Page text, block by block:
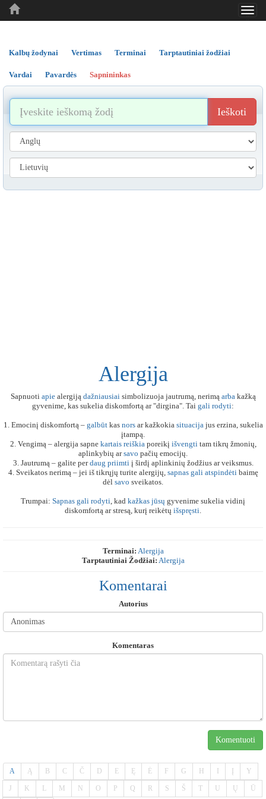
..
..
Kalbų žodynai Vertimas Terminai Tarptautiniai žodžiai
Vardai Pavardės Sapnininkas
Ieškoti
Alergija
Sapnuoti apiealergiją dažniausiaisimbolizuoja jautrumą, nerimą arbakažką
gyvenime, kas sukelia diskomfortą ar "dirgina". Tai gali rodyti:
1. Emocinį diskomfortą – galbūtkas norsar kažkokia situacijajus erzina, sukelia
įtampą.
2. Vengimą – alergija sapne kartais reiškiaporeikį išvengtitam tikrų žmonių,
aplinkybių arsavo pačių emocijų.
3. Jautrumą – galite perdaug priimtiį širdį aplinkinių žodžius ar veiksmus.
4. Sveikatos nerimą – jei iš tikrųjų turite alergijų, sapnas gali atspindėtibaimę
dėl savo sveikatos.
Trumpai: Sapnas gali rodyti, kad kažkas jūsų gyvenime sukelia vidinį
diskomfortą ar stresą, kurį reikėtų išspręsti.
Terminai: Alergija
Tarptautiniai Žodžiai: Alergija
Komentarai
Autorius
Komentaras
Komentuoti
A Ą B C Č D E Ę Ė F G H Y
J K L M N O P Q R S Š T U Ų Ū